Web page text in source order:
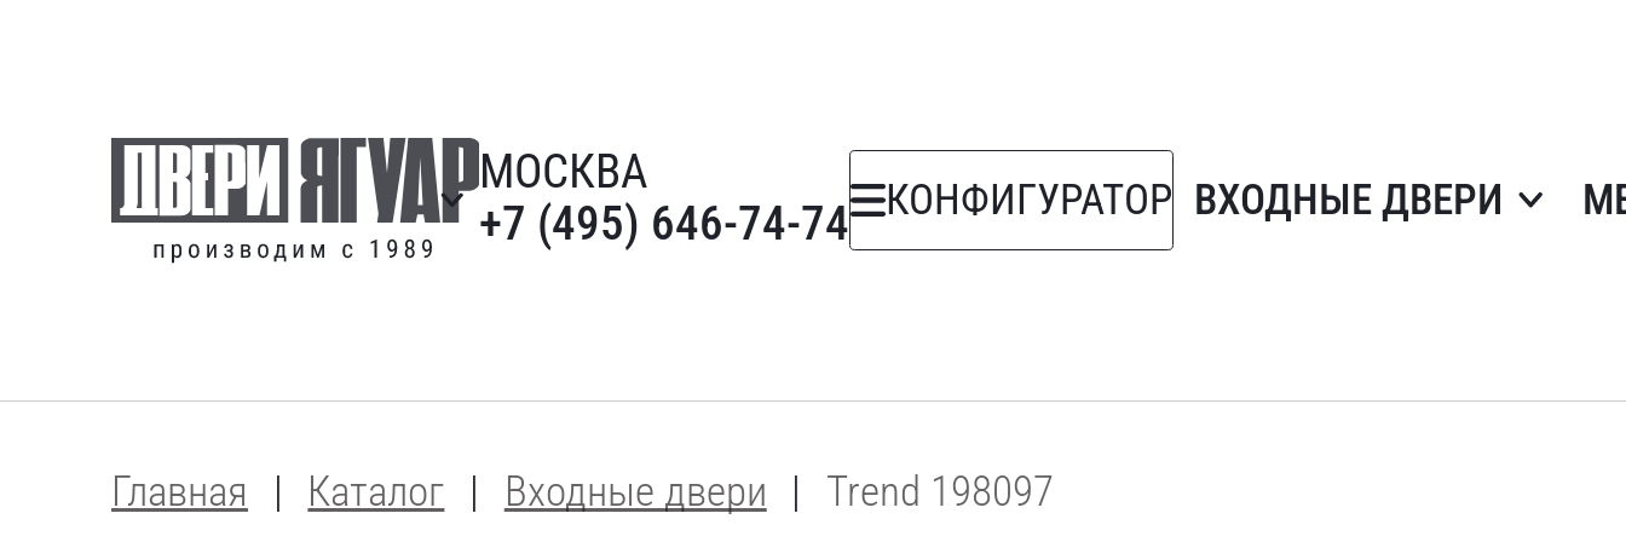
МОСКВА
+7 (495) 646-74-74
КОНФИГУРАТОР ВХОДНЫЕ ДВЕРИ
Главная Каталог Входные двери Trend 198097